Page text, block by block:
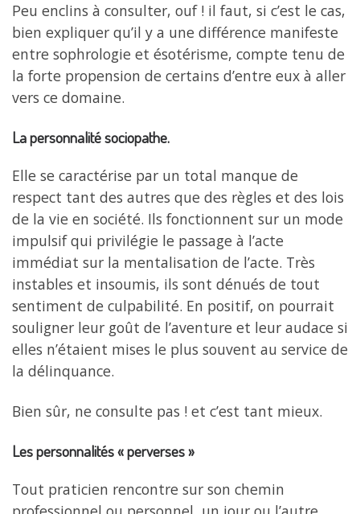
Peu enclins à consulter, ouf ! il faut, si c’est le cas,
bien expliquer qu’il y a une différence manifeste
entre sophrologie et ésotérisme, compte tenu de
la forte propension de certains d’entre eux à aller
vers ce domaine.
La personnalité sociopathe.
Elle se caractérise par un total manque de
respect tant des autres que des règles et des lois
de la vie en société. Ils fonctionnent sur un mode
impulsif qui privilégie le passage à l’acte
immédiat sur la mentalisation de l’acte. Très
instables et insoumis, ils sont dénués de tout
sentiment de culpabilité. En positif, on pourrait
souligner leur goût de l’aventure et leur audace si
elles n’étaient mises le plus souvent au service de
la délinquance.
Bien sûr, ne consulte pas ! et c’est tant mieux.
Les personnalités « perverses »
Tout praticien rencontre sur son chemin